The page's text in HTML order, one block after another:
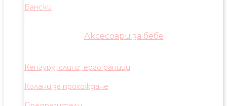
Бански
Аксесоари за бебе
Кенгуру, слинг, ерго раници
Колани за прохождане